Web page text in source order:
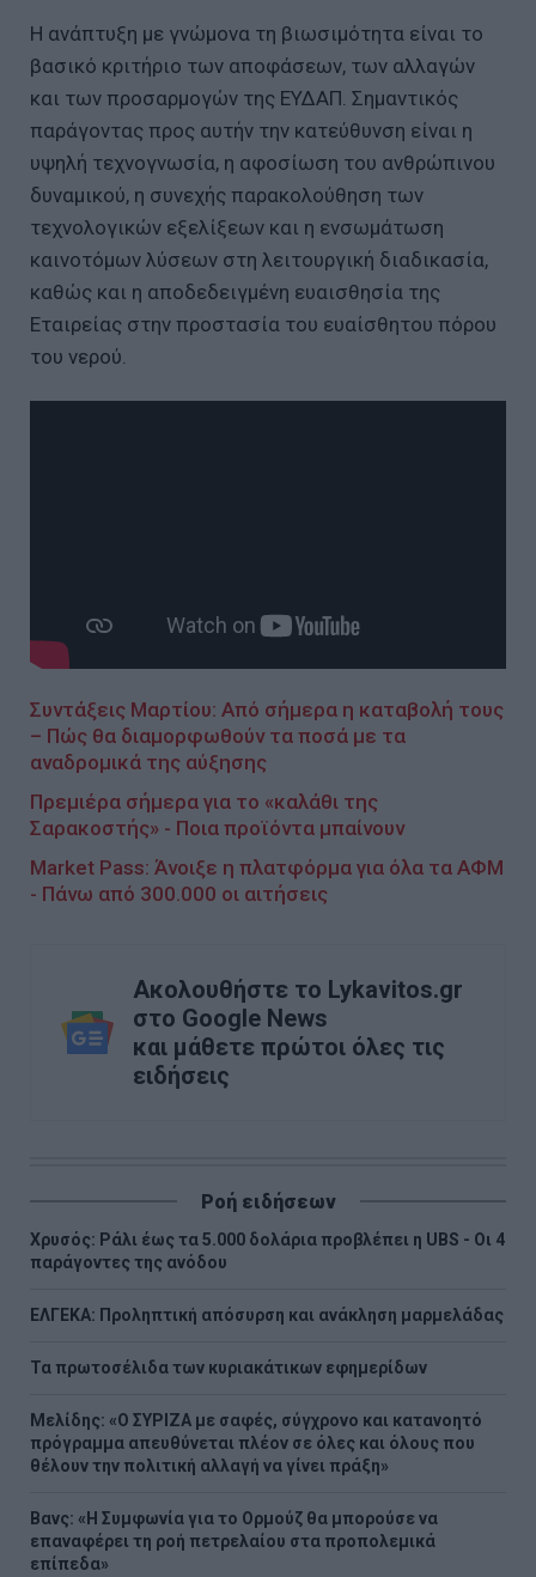
Η ανάπτυξη με γνώμονα τη βιωσιμότητα είναι το
βασικό κριτήριο των αποφάσεων, των αλλαγών
και των προσαρμογών της ΕΥΔΑΠ. Σημαντικός
παράγοντας προς αυτήν την κατεύθυνση είναι η
υψηλή τεχνογνωσία, η αφοσίωση του ανθρώπινου
δυναμικού, η συνεχής παρακολούθηση των
τεχνολογικών εξελίξεων και η ενσωμάτωση
καινοτόμων λύσεων στη λειτουργική διαδικασία,
καθώς και η αποδεδειγμένη ευαισθησία της
Εταιρείας στην προστασία του ευαίσθητου πόρου
του νερού.
Συντάξεις Μαρτίου: Από σήμερα η καταβολή τους
– Πώς θα διαμορφωθούν τα ποσά με τα
αναδρομικά της αύξησης
Πρεμιέρα σήμερα για το «καλάθι της
Σαρακοστής» - Ποια προϊόντα μπαίνουν
Market Pass: Άνοιξε η πλατφόρμα για όλα τα ΑΦΜ
- Πάνω από 300.000 οι αιτήσεις
Ακολουθήστε το Lykavitos.gr
στο Google News
και μάθετε πρώτοι όλες τις
ειδήσεις
Ροή ειδήσεων
Χρυσός: Ράλι έως τα 5.000 δολάρια προβλέπει η UBS - Οι 4
παράγοντες της ανόδου
ΕΛΓΕΚΑ: Προληπτική απόσυρση και ανάκληση μαρμελάδας
Τα πρωτοσέλιδα των κυριακάτικων εφημερίδων
Μελίδης: «Ο ΣΥΡΙΖΑ με σαφές, σύγχρονο και κατανοητό
πρόγραμμα απευθύνεται πλέον σε όλες και όλους που
θέλουν την πολιτική αλλαγή να γίνει πράξη»
Βανς: «Η Συμφωνία για το Ορμούζ θα μπορούσε να
επαναφέρει τη ροή πετρελαίου στα προπολεμικά
επίπεδα»